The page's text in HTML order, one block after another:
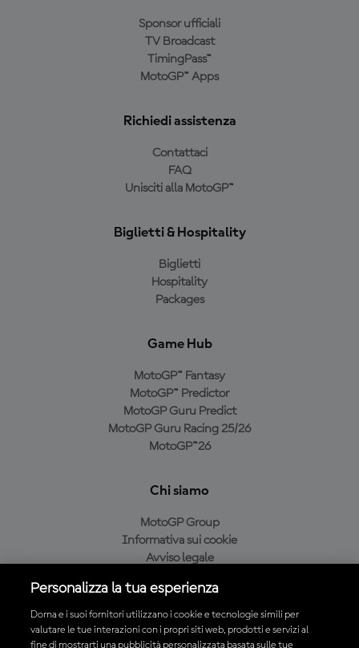
Sponsor ufficiali
TV Broadcast
TimingPass™
MotoGP™ Apps
Richiedi assistenza
Contattaci
FAQ
Unisciti alla MotoGP™
Biglietti & Hospitality
Biglietti
Hospitality
Packages
Game Hub
MotoGP™ Fantasy
MotoGP™ Predictor
MotoGP Guru Predict
MotoGP Guru Racing 25/26
MotoGP™26
Chi siamo
MotoGP Group
Informativa sui cookie
Avviso legale
Condizioni di acquisto
Personalizza la tua esperienza
Dorna e i suoi fornitori utilizzano i cookie e tecnologie simili per
valutare le tue interazioni con i propri siti web, prodotti e servizi al
fine di mostrarti una pubblicità personalizzata basata sulle tue